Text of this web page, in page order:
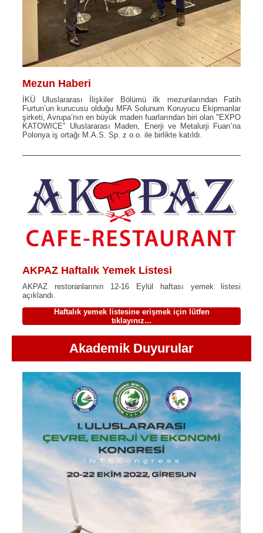
Mezun Haberi
İKÜ Uluslararası İlişkiler Bölümü ilk mezunlarından Fatih
Furtun’un kurucusu olduğu MFA Solunum Koruyucu Ekipmanlar
şirketi, Avrupa’nın en büyük maden fuarlarından biri olan "EXPO
KATOWICE" Uluslararası Maden, Enerji ve Metalurji Fuarı’na
Polonya iş ortağı M.A.S. Sp. z o.o. ile birlikte katıldı.
AKPAZ Haftalık Yemek Listesi
AKPAZ restoranlarının 12-16 Eylül haftası yemek listesi
açıklandı.
Haftalık yemek listesine erişmek için lütfen
tıklayınız...
Akademik Duyurular